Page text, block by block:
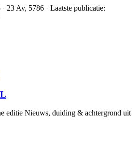
· 23 Av, 5786 · Laatste publicatie:
editie Nieuws, duiding & achtergrond uit